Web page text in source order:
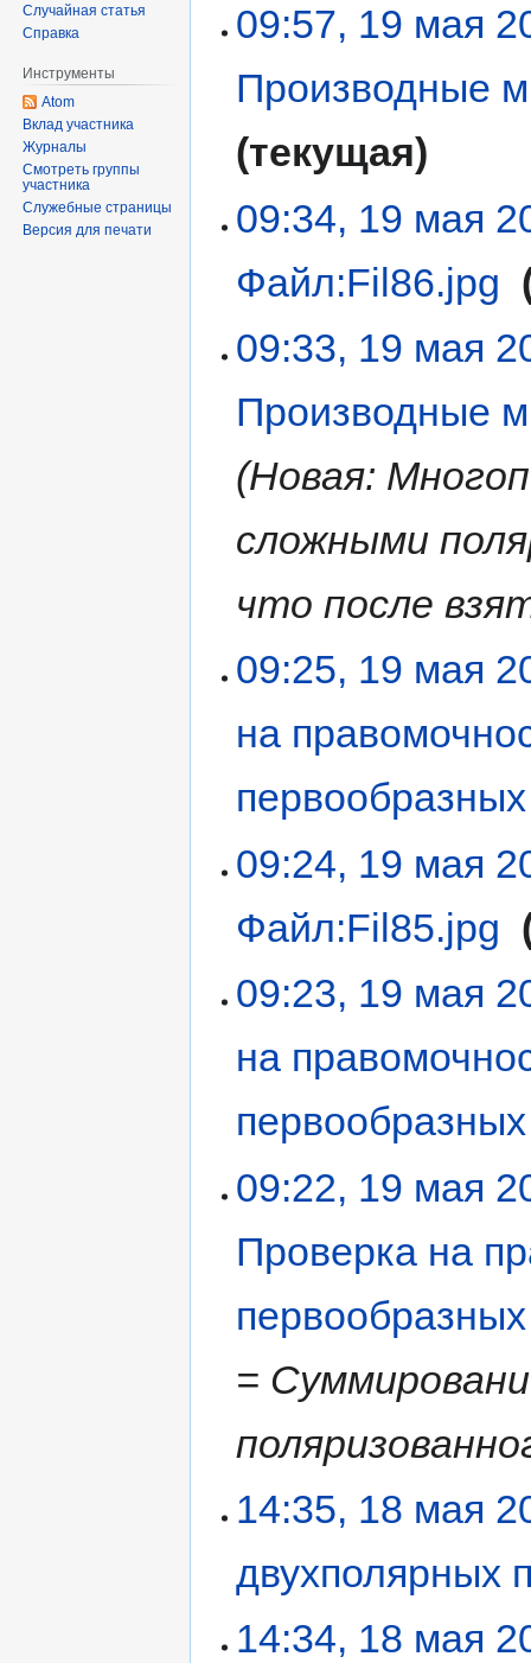
09:57, 19 мая
Производные
текущая
09:34, 19 мая
Файл:Fil86.jpg
09:33, 19 мая
Производные
Новая:
сложными
что после
09:25, 19 мая
на
первообразных
09:24, 19 мая
Файл:Fil85.jpg
09:23, 19 мая
на
первообразных
09:22, 19 мая
Проверка на
первообразных
=
14:35, 18 мая
двухполярных
14:34, 18 мая
Случайная статья
Справка
Инструменты
Atom
Вклад участника
Журналы
Смотреть группы
участника
Служебные страницы
Версия для печати